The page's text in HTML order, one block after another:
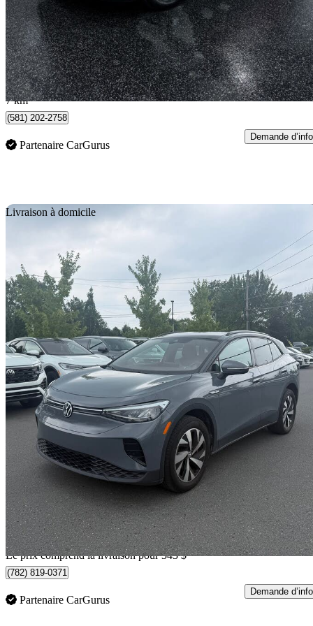
28 995 $ Affaire
509 $/mois env.
Saguenay, QC
7 km
(581) 202-2758
Partenaire CarGurus
Demande d’info
Livraison à domicile
2023 Volkswagen ID.4
Pro AWD with SK On Battery 71 591 km
31 842 $ Affaire
559 $/mois env.
Livraison à domicile de St-Bruno, QC
Le prix comprend la livraison pour 343 $
(782) 819-0371
Partenaire CarGurus
Demande d’info